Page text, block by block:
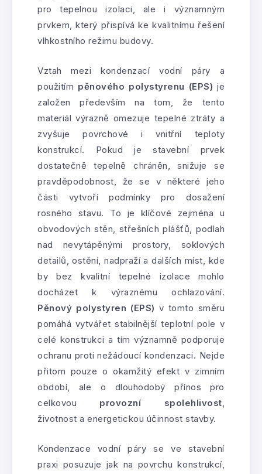
pro tepelnou izolaci, ale i významným
prvkem, který přispívá ke kvalitnímu řešení
vlhkostního režimu budovy.
Vztah mezi kondenzací vodní páry a
použitím pěnového polystyrenu (EPS) je
založen především na tom, že tento
materiál výrazně omezuje tepelné ztráty a
zvyšuje povrchové i vnitřní teploty
konstrukcí. Pokud je stavební prvek
dostatečně tepelně chráněn, snižuje se
pravděpodobnost, že se v některé jeho
části vytvoří podmínky pro dosažení
rosného stavu. To je klíčové zejména u
obvodových stěn, střešních plášťů, podlah
nad nevytápěnými prostory, soklových
detailů, ostění, nadpraží a dalších míst, kde
by bez kvalitní tepelné izolace mohlo
docházet k výraznému ochlazování.
Pěnový polystyren (EPS) v tomto směru
pomáhá vytvářet stabilnější teplotní pole v
celé konstrukci a tím významně podporuje
ochranu proti nežádoucí kondenzaci. Nejde
přitom pouze o okamžitý efekt v zimním
období, ale o dlouhodobý přínos pro
celkovou provozní spolehlivost,
životnost a energetickou účinnost stavby.
Kondenzace vodní páry se ve stavební
praxi posuzuje jak na povrchu konstrukcí,